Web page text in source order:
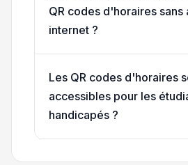
QR codes d'horaires sans
internet ?
Les QR codes d'horaires
accessibles pour les
handicapés ?